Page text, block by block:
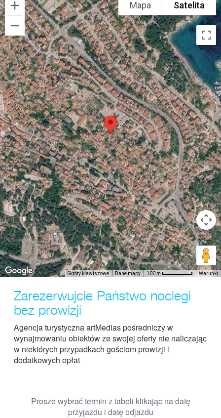
Mapa Satelita
Skróty klawiszowe Dane mapy 100 m Warunki
Zarezerwujcie Państwo noclegi
bez prowizji
Agencja turystyczna artMedias pośredniczy w
wynajmowaniu obiektów ze swojej oferty nie naliczając
w niektórych przypadkach gościom prowizji i
dodatkowych opłat
Prosze wybrać termin z tabeli klikając na datę
przyjazdu i datę odjazdu